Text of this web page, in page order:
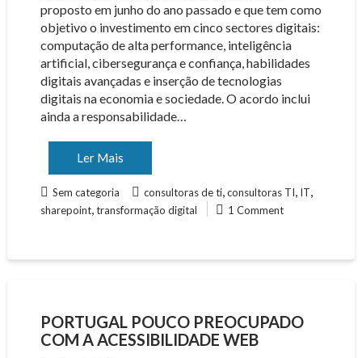
proposto em junho do ano passado e que tem como
objetivo o investimento em cinco sectores digitais:
computação de alta performance, inteligência
artificial, cibersegurança e confiança, habilidades
digitais avançadas e inserção de tecnologias
digitais na economia e sociedade. O acordo inclui
ainda a responsabilidade…
Ler Mais
Sem categoria consultoras de ti, consultoras TI IT
sharepoint, transformação digital 1 Comment
PORTUGAL POUCO PREOCUPADO
COM A ACESSIBILIDADE WEB